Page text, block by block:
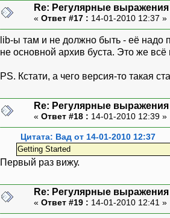
Re: Регулярные
« Ответ #17 : 14-01-2010 12:37 »
lib-ы там и не должно быть - её надо
не основной архив буста. Это же
PS. Кстати, а чего версия-то такая
Re: Регулярные
« Ответ #18 : 14-01-2010 12:39 »
Цитата: Вад от 14-01-2010 12:37
Getting Started
Первый раз вижу.
Re: Регулярные
« Ответ #19 : 14-01-2010 12:41 »